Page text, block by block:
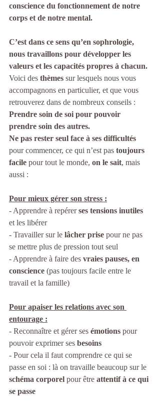
conscience du fonctionnement de notre
corps et de notre mental.
C’est dans ce sens qu’en sophrologie,
nous travaillons pour développer les
valeurs et les capacités propres à chacun.
Voici des thèmes sur lesquels nous vous
accompagnons en particulier, et que vous
retrouverez dans de nombreux conseils :
Prendre soin de soi pour pouvoir
prendre soin des autres.
Ne pas rester seul face à ses difficultés
pour commencer, ce qui n’est pas toujours
facile pour tout le monde, on le sait, mais
aussi :
Pour mieux gérer son stress :
- Apprendre à repérer ses tensions inutiles
et les libérer
- Travailler sur le lâcher prise pour ne pas
se mettre plus de pression tout seul
- Apprendre à faire des vraies pauses, en
conscience (pas toujours facile entre le
travail et la famille)
Pour apaiser les relations avec son
entourage :
- Reconnaître et gérer ses émotions pour
pouvoir exprimer ses besoins
- Pour cela il faut comprendre ce qui se
passe en soi : là on travaille beaucoup sur le
schéma corporel pour être attentif à ce qui
se passe